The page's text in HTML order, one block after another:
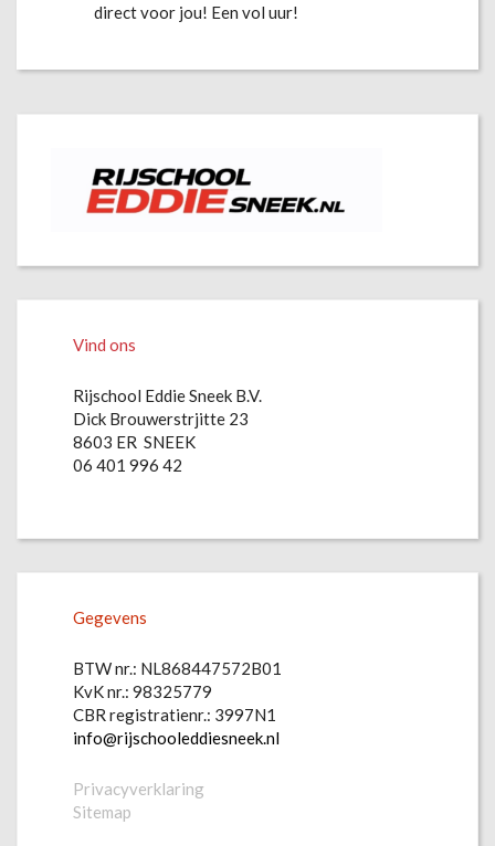
direct voor jou! Een vol uur!
Vind ons
Rijschool Eddie Sneek B.V.
Dick Brouwerstrjitte 23
8603 ER SNEEK
06 401 996 42
Gegevens
BTW nr.: NL868447572B01
KvK nr.: 98325779
CBR registratienr.: 3997N1
info@rijschooleddiesneek.nl
Privacyverklaring
Sitemap